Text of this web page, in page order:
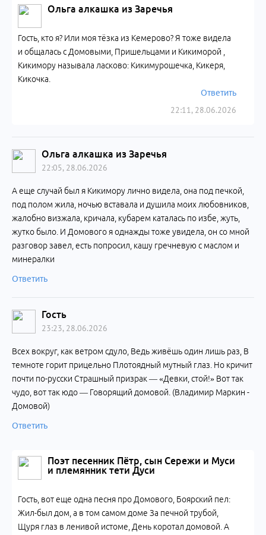
Ольга алкашка из Заречья
22:11, 28.06.2026
Гость, кто я? Или моя тёзка из Кемерово? Я тоже видела
и общалась с Домовыми, Пришельцами и Кикиморой ,
Кикимору называла ласково: Кикимурошечка, Кикеря,
Кикочка.
Ответить
Ольга алкашка из Заречья
22:05, 28.06.2026
А еще случай был я Кикимору лично видела, она под печкой,
под полом жила, ночью вставала и душила моих любовников,
жалобно визжала, кричала, кубарем каталась по избе, жуть,
жутко было. И Домового я однажды тоже увидела, он со мной
разговор завел, есть попросил, кашу гречневую с маслом и
минералки
Ответить
Гость
23:23, 28.06.2026
Всех вокруг, как ветром сдуло, Ведь живёшь один лишь раз, В
темноте горит прицельно Плотоядный мутный глаз. Но кричит
почти по-русски Страшный призрак — «Девки, стой!» Вот так
чудо, вот так юдо — Говорящий домовой. (Владимир Маркин -
Домовой)
Ответить
Поэт песенник Пётр, сын Сережи и Муси
и племянник тети Дуси
Гость, вот еще одна песня про Домового, Боярский пел:
Жил-был дом, а в том самом доме За печной трубой,
Щуря глаз в ленивой истоме, День коротал домовой. А